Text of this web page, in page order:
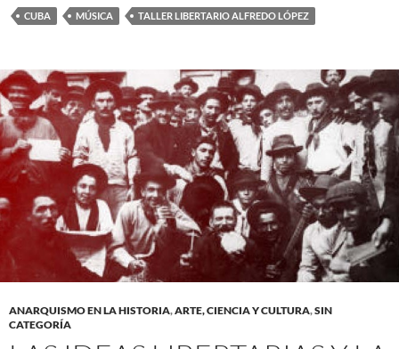
CUBA MÚSICA TALLER LIBERTARIO ALFREDO LÓPEZ
ANARQUISMO EN LA HISTORIA,ARTE, CIENCIA Y CULTURA,SIN
CATEGORÍA